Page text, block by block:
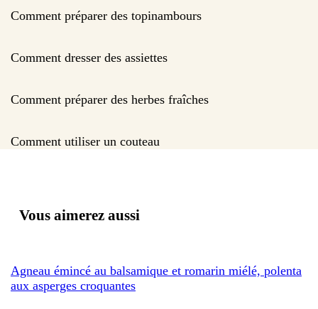
Comment préparer des topinambours
Comment dresser des assiettes
Comment préparer des herbes fraîches
Comment utiliser un couteau
Vous aimerez aussi
Agneau émincé au balsamique et romarin miélé, polenta
aux asperges croquantes